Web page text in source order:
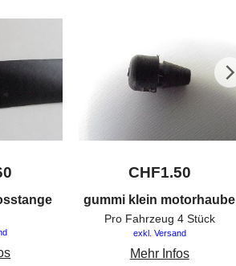
CHF1.50
gummi klein motorhaube
Pro Fahrzeug 4 Stück
exkl. Versand
Mehr Infos